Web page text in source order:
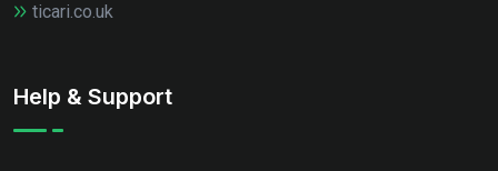
ticari.co.uk
Help & Support